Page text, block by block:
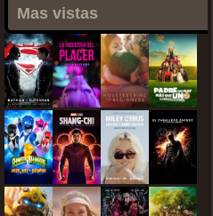
Mas vistas